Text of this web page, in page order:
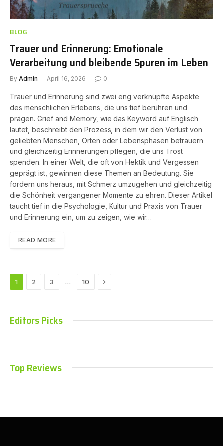
BLOG
Trauer und Erinnerung: Emotionale
Verarbeitung und bleibende Spuren im Leben
By Admin April 16, 2026 0
Trauer und Erinnerung sind zwei eng verknüpfte Aspekte
des menschlichen Erlebens, die uns tief berühren und
prägen. Grief and Memory, wie das Keyword auf Englisch
lautet, beschreibt den Prozess, in dem wir den Verlust von
geliebten Menschen, Orten oder Lebensphasen betrauern
und gleichzeitig Erinnerungen pflegen, die uns Trost
spenden. In einer Welt, die oft von Hektik und Vergessen
geprägt ist, gewinnen diese Themen an Bedeutung. Sie
fordern uns heraus, mit Schmerz umzugehen und gleichzeitig
die Schönheit vergangener Momente zu ehren. Dieser Artikel
taucht tief in die Psychologie, Kultur und Praxis von Trauer
und Erinnerung ein, um zu zeigen, wie wir…
READ MORE
1 2 3 … 10 Next
Editors Picks
Top Reviews